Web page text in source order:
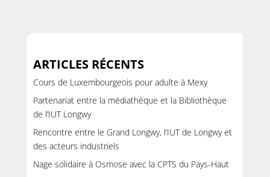
ARTICLES RÉCENTS
Cours de Luxembourgeois pour adulte à Mexy
Partenariat entre la médiathèque et la Bibliothèque
de l’IUT Longwy
Rencontre entre le Grand Longwy, l’IUT de Longwy et
des acteurs industriels
Nage solidaire à Osmose avec la CPTS du Pays-Haut